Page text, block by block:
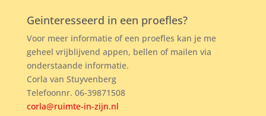
Geinteresseerd in een proefles?
Voor meer informatie of een proefles kan je me
geheel vrijblijvend appen, bellen of mailen via
onderstaande informatie.
Corla van Stuyvenberg
Telefoonnr. 06-39871508
corla@ruimte-in-zijn.nl